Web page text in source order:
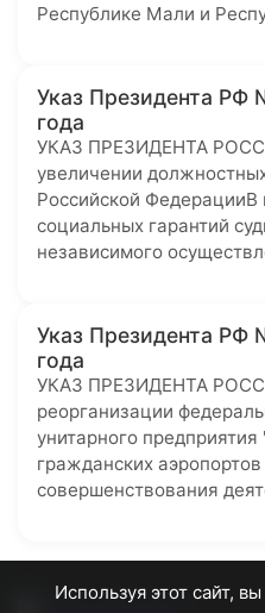
Республике Мали и
Указ Президента РФ
года
УКАЗ ПРЕЗИДЕНТА
увеличении
Российской ФедерацииВ
социальных гарантий
независимого
Указ Президента РФ
года
УКАЗ ПРЕЗИДЕНТА
реорганизации
унитарного
гражданских
совершенствования
Используя этот сайт,